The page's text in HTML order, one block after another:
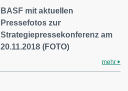
BASF mit aktuellen
Pressefotos zur
Strategiepressekonferenz am
20.11.2018 (FOTO)
mehr